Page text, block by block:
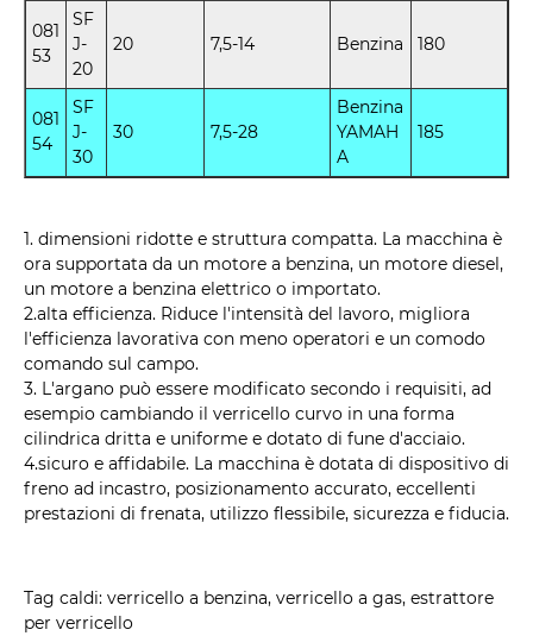
081
53
SF
J-
20
20 7,5-14 Benzina 180
081
54
SF
J-
30
30 7,5-28
Benzina
YAMAH
A
185
1. dimensioni ridotte e struttura compatta. La macchina è
ora supportata da un motore a benzina, un motore diesel,
un motore a benzina elettrico o importato.
2.alta efficienza. Riduce l'intensità del lavoro, migliora
l'efficienza lavorativa con meno operatori e un comodo
comando sul campo.
3. L'argano può essere modificato secondo i requisiti, ad
esempio cambiando il verricello curvo in una forma
cilindrica dritta e uniforme e dotato di fune d'acciaio.
4.sicuro e affidabile. La macchina è dotata di dispositivo di
freno ad incastro, posizionamento accurato, eccellenti
prestazioni di frenata, utilizzo flessibile, sicurezza e fiducia.
Tag caldi: verricello a benzina, verricello a gas, estrattore
per verricello